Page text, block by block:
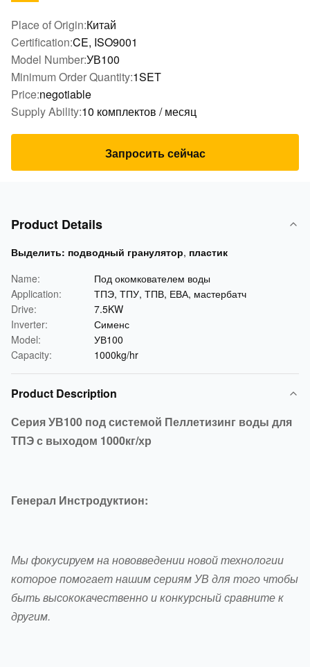
Place of Origin:Китай
Certification:CE, ISO9001
Model Number:УВ100
Minimum Order Quantity:1SET
Price:negotiable
Supply Ability:10 комплектов / месяц
Запросить сейчас
Product Details
Выделить: подводный гранулятор, пластик
Name:
Под окомкователем воды
Application:
ТПЭ, ТПУ, ТПВ, ЕВА, мастербатч
Drive:
7.5KW
Inverter:
Сименс
Model:
УВ100
Capacity:
1000kg/hr
Product Description
Серия УВ100 под системой Пеллетизинг воды для
ТПЭ с выходом 1000кг/хр
Генерал Инстродуктион:
Мы фокусируем на нововведении новой технологии
которое помогает нашим сериям УВ для того чтобы
быть высококачественно и конкурсный сравните к
другим.